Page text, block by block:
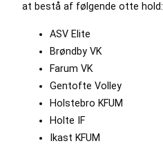
at bestå af følgende otte hold:
ASV Elite
Brøndby VK
Farum VK
Gentofte Volley
Holstebro KFUM
Holte IF
Ikast KFUM